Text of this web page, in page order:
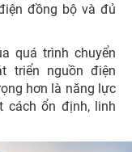
đồng bộ và đủ
quá trình chuyển
triển nguồn điện
hơn là năng lực
cách ổn định, linh